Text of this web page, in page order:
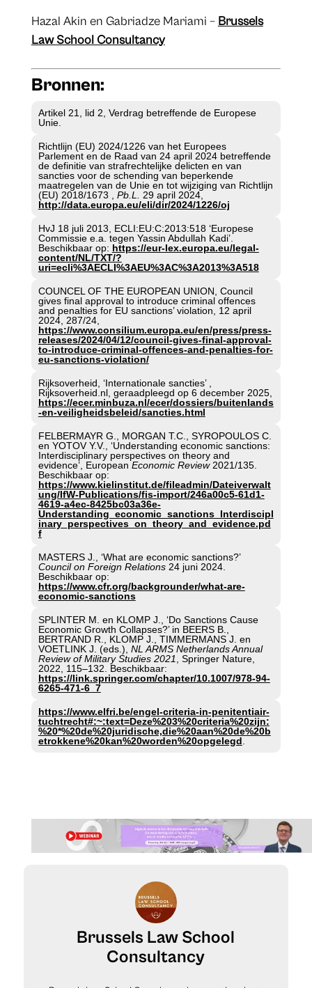
Hazal Akin en Gabriadze Mariami – Brussels
Law School Consultancy
Bronnen:
Artikel 21, lid 2, Verdrag betreffende de Europese
Unie.
Richtlijn (EU) 2024/1226 van het Europees
Parlement en de Raad van 24 april 2024 betreffende
de definitie van strafrechtelijke delicten en van
sancties voor de schending van beperkende
maatregelen van de Unie en tot wijziging van Richtlijn
(EU) 2018/1673 , Pb.L. 29 april 2024,
http://data.europa.eu/eli/dir/2024/1226/oj
HvJ 18 juli 2013, ECLI:EU:C:2013:518 ‘Europese
Commissie e.a. tegen Yassin Abdullah Kadi’.
Beschikbaar op: https://eur-lex.europa.eu/legal-
content/NL/TXT/?
uri=ecli%3AECLI%3AEU%3AC%3A2013%3A518
COUNCEL OF THE EUROPEAN UNION, Council
gives final approval to introduce criminal offences
and penalties for EU sanctions’ violation, 12 april
2024, 287/24,
https://www.consilium.europa.eu/en/press/press-
releases/2024/04/12/council-gives-final-approval-
to-introduce-criminal-offences-and-penalties-for-
eu-sanctions-violation/
Rijksoverheid, ‘Internationale sancties’ ,
Rijksoverheid.nl, geraadpleegd op 6 december 2025,
https://ecer.minbuza.nl/ecer/dossiers/buitenlands
-en-veiligheidsbeleid/sancties.html
FELBERMAYR G., MORGAN T.C., SYROPOULOS C.
en YOTOV Y.V., ‘Understanding economic sanctions:
Interdisciplinary perspectives on theory and
evidence’, European Economic Review 2021/135.
Beschikbaar op:
https://www.kielinstitut.de/fileadmin/Dateiverwalt
ung/IfW-Publications/fis-import/246a00c5-61d1-
4619-a4ec-8425bc03a36e-
Understanding_economic_sanctions_Interdiscipl
inary_perspectives_on_theory_and_evidence.pd
f
MASTERS J., ‘What are economic sanctions?’
Council on Foreign Relations 24 juni 2024.
Beschikbaar op:
https://www.cfr.org/backgrounder/what-are-
economic-sanctions
SPLINTER M. en KLOMP J., ‘Do Sanctions Cause
Economic Growth Collapses?’ in BEERS B.,
BERTRAND R., KLOMP J., TIMMERMANS J. en
VOETLINK J. (eds.), NL ARMS Netherlands Annual
Review of Military Studies 2021
, Springer Nature,
2022, 115–132. Beschikbaar:
https://link.springer.com/chapter/10.1007/978-94-
6265-471-6_7
https://www.elfri.be/engel-criteria-in-penitentiair-
tuchtrecht#:~:text=Deze%203%20criteria%20zijn:
%20*%20de%20juridische,die%20aan%20de%20b
etrokkene%20kan%20worden%20opgelegd
Brussels Law School
Consultancy